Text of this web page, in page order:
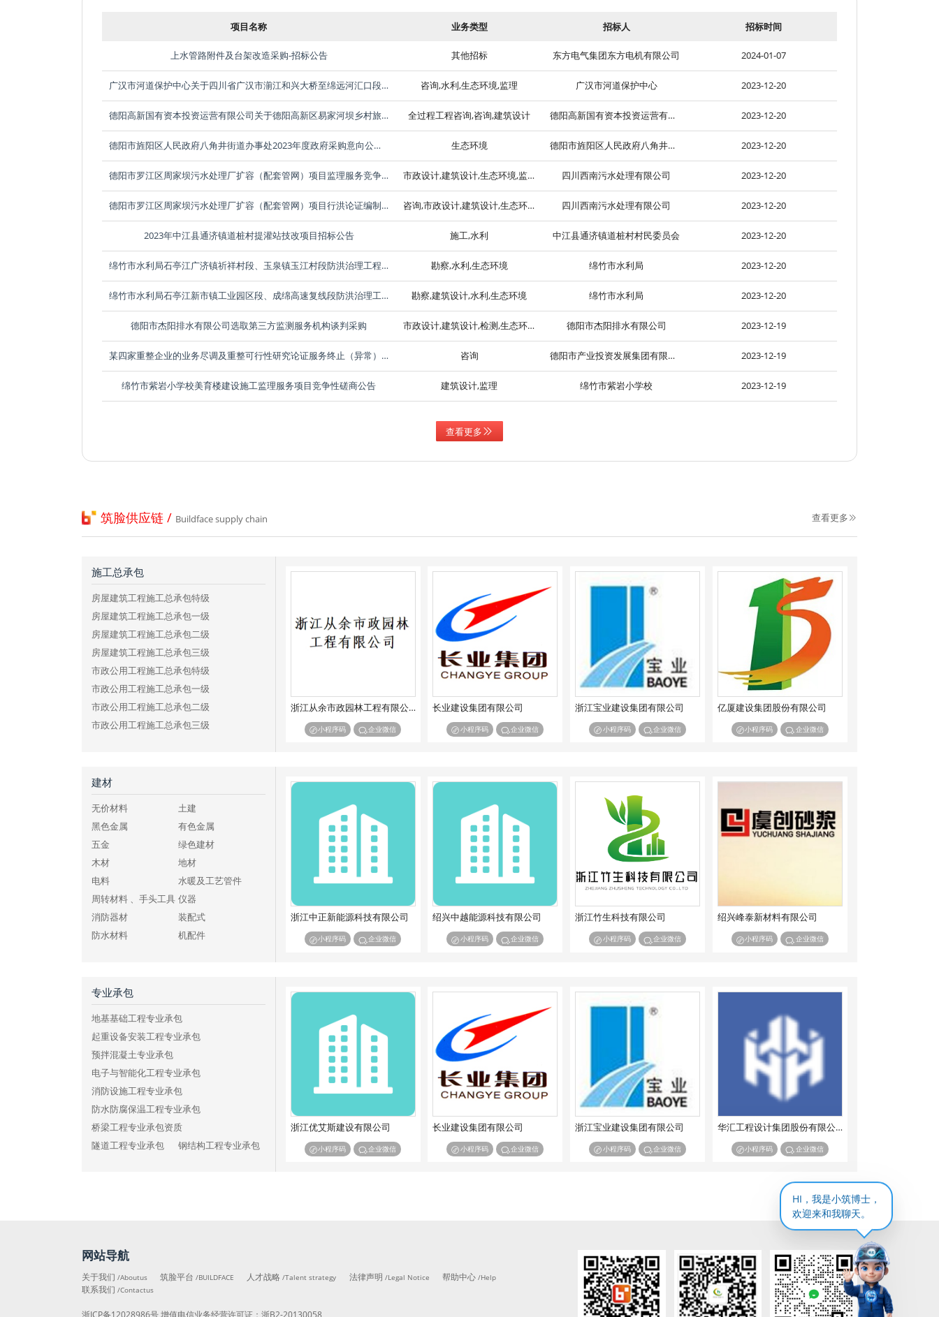
HI，我是小筑博士，
欢迎来和我聊天。
项目名称 业务类型 招标人 招标时间
上水管路附件及台架改造采购-招标公告 其他招标 东方电气集团东方电机有限公司 2024-01-07
广汉市河道保护中心关于四川省广汉市湔江和兴大桥至绵远河汇口段防洪治理工程监理水利工程的招标公告 咨询,水利,生态环境,监理 广汉市河道保护中心 2023-12-20
德阳高新国有资本投资运营有限公司关于德阳高新区易家河坝乡村旅游区（4A）配套基础设施建设项目—游客集散接待中心一标段房屋建筑工程的招标公告 全过程工程咨询,咨询,建筑设计 德阳高新国有资本投资运营有限公司 2023-12-20
德阳市旌阳区人民政府八角井街道办事处2023年度政府采购意向公告(第2批) 生态环境 德阳市旌阳区人民政府八角井街道办事处 2023-12-20
德阳市罗江区周家坝污水处理厂扩容（配套管网）项目监理服务竞争性谈判公告 市政设计,建筑设计,生态环境,监理,规划 四川西南污水处理有限公司 2023-12-20
德阳市罗江区周家坝污水处理厂扩容（配套管网）项目行洪论证编制竞争性谈判公告 咨询,市政设计,建筑设计,生态环境 四川西南污水处理有限公司 2023-12-20
2023年中江县通济镇道桩村提灌站技改项目招标公告 施工,水利 中江县通济镇道桩村村民委员会 2023-12-20
绵竹市水利局石亭江广济镇祈祥村段、玉泉镇玉江村段防洪治理工程（勘察、设计）竞争性磋商公告 勘察,水利,生态环境 绵竹市水利局 2023-12-20
绵竹市水利局石亭江新市镇工业园区段、成绵高速复线段防洪治理工程（勘察、设计）竞争性磋商公告 勘察,建筑设计,水利,生态环境 绵竹市水利局 2023-12-20
德阳市杰阳排水有限公司选取第三方监测服务机构谈判采购 市政设计,建筑设计,检测,生态环境 德阳市杰阳排水有限公司 2023-12-19
某四家重整企业的业务尽调及重整可行性研究论证服务终止（异常）公告 咨询 德阳市产业投资发展集团有限公司 2023-12-19
绵竹市紫岩小学校美育楼建设施工监理服务项目竞争性磋商公告 建筑设计,监理 绵竹市紫岩小学校 2023-12-19
查看更多
筑脸供应链 / Buildface supply chain 查看更多
施工总承包
房屋建筑工程施工总承包特级
房屋建筑工程施工总承包一级
房屋建筑工程施工总承包二级
房屋建筑工程施工总承包三级
市政公用工程施工总承包特级
市政公用工程施工总承包一级
市政公用工程施工总承包二级
市政公用工程施工总承包三级
公路工程施工总承包二级
公路工程施工总承包三级
水利水电工程施工总承包特级
水利水电工程施工总承包一级
水利水电工程施工总承包二级
水利水电工程施工总承包三级
电力工程施工总承包特级
电力工程施工总承包一级
电力工程施工总承包二级
电力工程施工总承包三级
铁路工程施工总承包二级
铁路工程施工总承包三级
港口与航道工程施工总承包特级
港口与航道工程施工总承包一级
港口与航道工程施工总承包二级
港口与航道工程施工总承包三级
矿山工程施工总承包特级
矿山工程施工总承包一级
矿山工程施工总承包二级
石油化工工程施工总承包特级
石油化工工程施工总承包一级
石油化工工程施工总承包二级
浙江从余市政园林工程有限公司
小程序码 企业微信
长业建设集团有限公司
小程序码 企业微信
浙江宝业建设集团有限公司
小程序码 企业微信
亿厦建设集团股份有限公司
小程序码 企业微信
建材
无价材料
土建
黑色金属
有色金属
五金
绿色建材
木材
地材
电料
水暖及工艺管件
周转材料 、手头工具 仪器
消防器材
装配式
防水材料
机配件
浙江中正新能源科技有限公司
小程序码 企业微信
绍兴中越能源科技有限公司
小程序码 企业微信
浙江竹生科技有限公司
小程序码 企业微信
绍兴峰泰新材料有限公司
小程序码 企业微信
专业承包
地基基础工程专业承包
起重设备安装工程专业承包
预拌混凝土专业承包
电子与智能化工程专业承包
消防设施工程专业承包
防水防腐保温工程专业承包
桥梁工程专业承包资质
隧道工程专业承包
钢结构工程专业承包
城市及道路照明工程专业承包
公路路面工程专业承包
公路路基工程专业承包
公路交通工程专业承包
浙江优艾斯建设有限公司
小程序码 企业微信
长业建设集团有限公司
小程序码 企业微信
浙江宝业建设集团有限公司
小程序码 企业微信
华汇工程设计集团股份有限公司
小程序码 企业微信
网站导航
关于我们 /Aboutus 筑脸平台/BUILDFACE 人才战略/Talent strategy 法律声明 /Legal Notice 帮助中心 /Help
联系我们 /Contactus
浙ICP备12028986号增值电信业务经营许可证： 浙B2-20130058